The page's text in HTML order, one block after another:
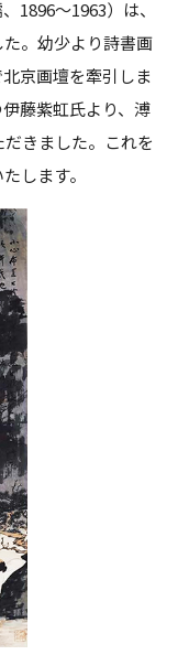
1896～1963）は、
。幼少より詩書画
京画壇を牽引しま
藤紫虹氏より、溥
きました。これを
します。